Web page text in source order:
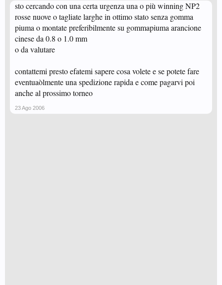
sto cercando con una certa urgenza una o più winning NP2
rosse nuove o tagliate larghe in ottimo stato senza gomma
piuma o montate preferibilmente su gommapiuma arancione
cinese da 0.8 o 1.0 mm
o da valutare
contattemi presto efatemi sapere cosa volete e se potete fare
eventuaòlmente una spedizione rapida e come pagarvi poi
anche al prossimo torneo
23 Ago 2006